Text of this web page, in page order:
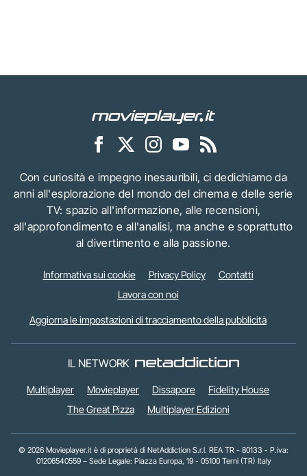
Con curiosità e impegno inesauribili, ci dedichiamo da
anni all'esplorazione del mondo del cinema e delle serie
TV: spazio all'informazione, alle recensioni,
all'approfondimento e all'analisi, ma anche e soprattutto
al divertimento e alla passione.
Informativa sui cookie Privacy Policy
Contatti
Lavora con noi
Aggiorna le impostazioni di tracciamento della pubblicità
IL NETWORK
Multiplayer Movieplayer Dissapore
Fidelity House
The Great Pizza
Multiplayer Edizioni
© 2026 Movieplayer.it è di proprietà di NetAddiction S.r.l. REA TR - 80133 - P.iva:
01206540559 – Sede Legale: Piazza Europa, 19 - 05100 Terni (TR) Italy